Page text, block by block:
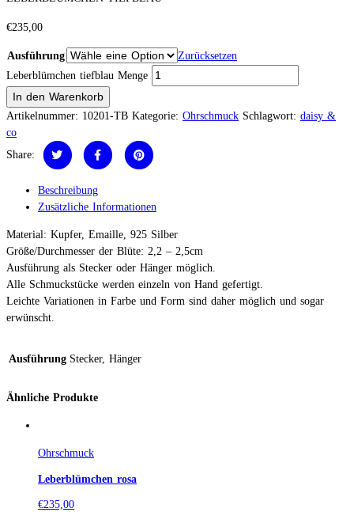
€235,00
Ausführung
Zurücksetzen
Leberblümchen tiefblau Menge
In den Warenkorb
Artikelnummer: 10201-TB Kategorie: Ohrschmuck Schlagwort: daisy &
co
Share:
Beschreibung
Zusätzliche Informationen
Material: Kupfer, Emaille, 925 Silber
Größe/Durchmesser der Blüte: 2,2 – 2,5cm
Ausführung als Stecker oder Hänger möglich.
Alle Schmuckstücke werden einzeln von Hand gefertigt.
Leichte Variationen in Farbe und Form sind daher möglich und sogar
erwünscht.
Ausführung Stecker, Hänger
Ähnliche Produkte
Ohrschmuck
Leberblümchen rosa
€235,00